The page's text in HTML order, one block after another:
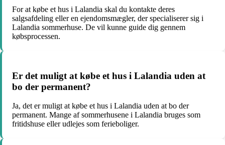
For at købe et hus i Lalandia skal du kontakte deres
salgsafdeling eller en ejendomsmægler, der specialiserer sig i
Lalandia sommerhuse. De vil kunne guide dig gennem
købsprocessen.
Er det muligt at købe et hus i Lalandia uden at
bo der permanent?
Ja, det er muligt at købe et hus i Lalandia uden at bo der
permanent. Mange af sommerhusene i Lalandia bruges som
fritidshuse eller udlejes som ferieboliger.